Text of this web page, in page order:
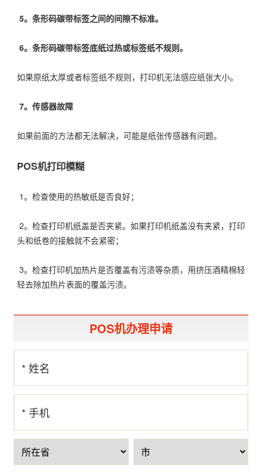
5。条形码碳带标签之间的间隙不标准。
6。条形码碳带标签底纸过热或标签纸不规则。
如果原纸太厚或者标签纸不规则，打印机无法感应纸张大小。
7。传感器故障
如果前面的方法都无法解决，可能是纸张传感器有问题。
POS机打印模糊
1。检查使用的热敏纸是否良好；
2。检查打印机纸盖是否夹紧。如果打印机纸盖没有夹紧，打印
头和纸卷的接触就不会紧密；
3。检查打印机加热片是否覆盖有污渍等杂质，用挤压酒精棉轻
轻去除加热片表面的覆盖污渍。
POS机办理申请
* 姓名
* 手机
号